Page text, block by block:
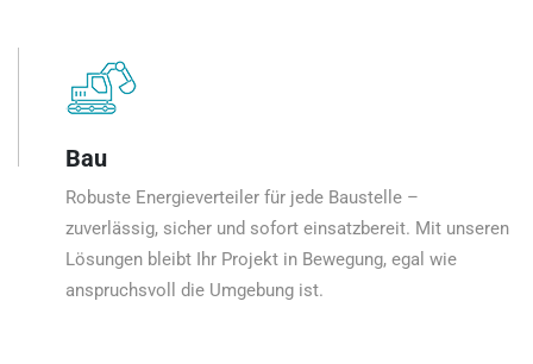
Bau
Robuste Energieverteiler für jede Baustelle –
zuverlässig, sicher und sofort einsatzbereit. Mit unseren
Lösungen bleibt Ihr Projekt in Bewegung, egal wie
anspruchsvoll die Umgebung ist.